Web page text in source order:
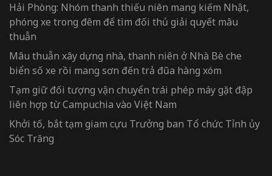
Hải Phòng: Nhóm thanh thiếu niên mang kiếm Nhật,
phóng xe trong đêm để tìm đối thủ giải quyết mâu
thuẫn
Mâu thuẫn xây dựng nhà, thanh niên ở Nhà Bè che
biển số xe rồi mang sơn đến trả đũa hàng xóm
Tạm giữ đối tượng vận chuyển trái phép máy gặt đập
liên hợp từ Campuchia vào Việt Nam
Khởi tố, bắt tạm giam cựu Trưởng ban Tổ chức Tỉnh ủy
Sóc Trăng